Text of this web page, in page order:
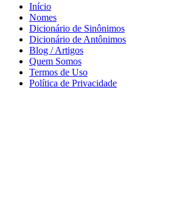
Início
Nomes
Dicionário de Sinônimos
Dicionário de Antônimos
Blog / Artigos
Quem Somos
Termos de Uso
Política de Privacidade